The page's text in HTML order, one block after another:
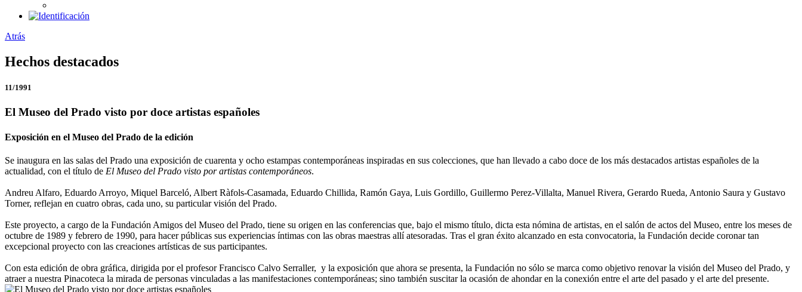
Atrás
Hechos destacados
11/1991
El Museo del Prado visto por doce artistas españoles
Exposición en el Museo del Prado de la edición
Se inaugura en las salas del Prado una exposición de cuarenta y ocho estampas contemporáneas inspiradas en sus colecciones, que han llevado a cabo doce de los más destacados artistas españoles de la
actualidad, con el título de El Museo del Prado visto por artistas contemporáneos.
Andreu Alfaro, Eduardo Arroyo, Miquel Barceló, Albert Ràfols-Casamada, Eduardo Chillida, Ramón Gaya, Luis Gordillo, Guillermo Perez-Villalta, Manuel Rivera, Gerardo Rueda, Antonio Saura y Gustavo
Torner, reflejan en cuatro obras, cada uno, su particular visión del Prado.
Este proyecto, a cargo de la Fundación Amigos del Museo del Prado, tiene su origen en las conferencias que, bajo el mismo título, dicta esta nómina de artistas, en el salón de actos del Museo, entre los meses de
octubre de 1989 y febrero de 1990, para hacer públicas sus experiencias íntimas con las obras maestras allí atesoradas. Tras el gran éxito alcanzado en esta convocatoria, la Fundación decide coronar tan
excepcional proyecto con las creaciones artísticas de sus participantes.
Con esta edición de obra gráfica, dirigida por el profesor Francisco Calvo Serraller, y la exposición que ahora se presenta, la Fundación no sólo se marca como objetivo renovar la visión del Museo del Prado, y
atraer a nuestra Pinacoteca la mirada de personas vinculadas a las manifestaciones contemporáneas; sino también suscitar la ocasión de ahondar en la conexión entre el arte del pasado y el arte del presente.